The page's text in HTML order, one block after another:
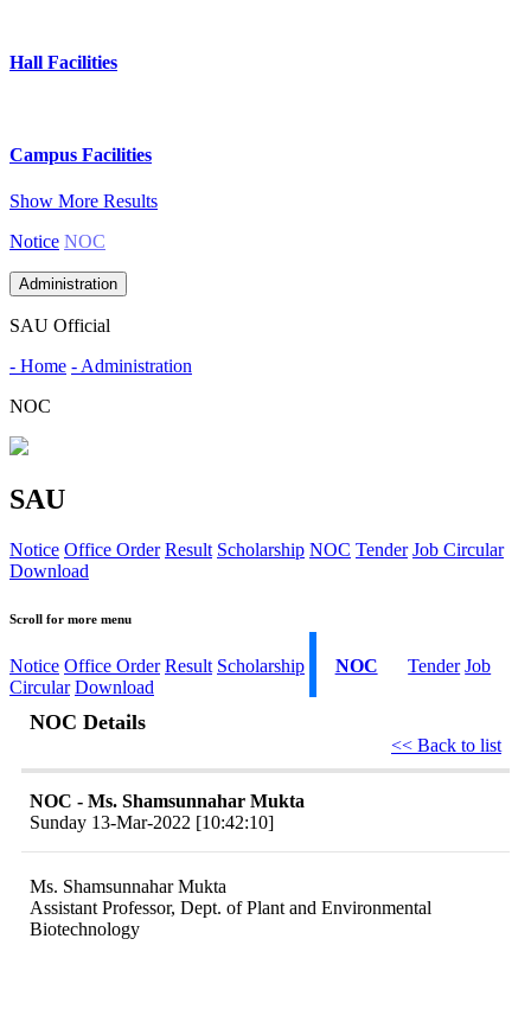
Hall Facilities
Campus Facilities
Show More Results
Notice NOC
Administration
SAU Official
- Home - Administration
NOC
SAU
Notice Office Order Result Scholarship NOC Tender Job Circular
Download
Scroll for more menu
Notice Office Order Result Scholarship NOC Tender Job
Circular Download
NOC Details
<< Back to list
NOC - Ms. Shamsunnahar Mukta
Sunday 13-Mar-2022 [10:42:10]
Ms. Shamsunnahar Mukta
Assistant Professor, Dept. of Plant and Environmental
Biotechnology